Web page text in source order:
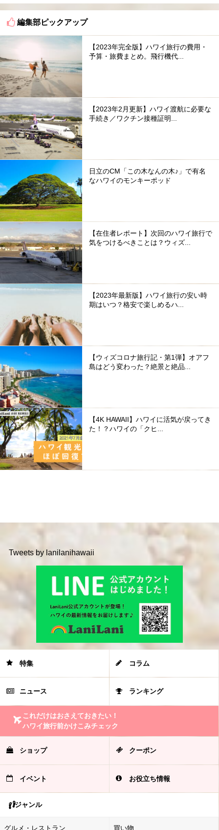
編集部ピックアップ
【2023年完全版】ハワイ旅行の費用・
予算・旅費まとめ。飛行機代...
【2023年2月更新】ハワイ渡航に必要な
手続き／ワクチン接種証明...
日立のCM「この木なんの木♪」で有名
なハワイのモンキーポッド
【在住者レポート】次回のハワイ旅行で
気をつけるべきことは？ウィズ...
【2023年最新版】ハワイ旅行の安い時
期はいつ？格安で楽しめるハ...
【ウィズコロナ旅行記・第1弾】オアフ
島はどう変わった？絶景と絶品...
【4K HAWAII】ハワイに活気が戻ってき
た！？ハワイの「クヒ...
Tweets by lanilanihawaii
特集 コラム
ニュース ランキング
これだけはおさえておきたい！
ハワイ旅行前かけこみチェック
ショップ クーポン
イベント お役立ち情報
ジャンル
グルメ・レストラン 買い物